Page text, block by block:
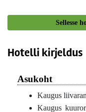
Sellesse
Hotelli kirjeldus
Asukoht
Kaugus
Kaugus